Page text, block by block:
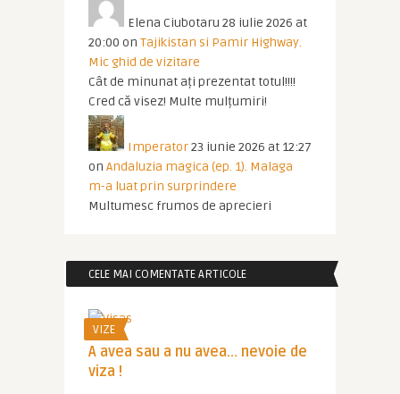
Elena Ciubotaru 28 iulie 2026 at
20:00 on Tajikistan si Pamir Highway.
Mic ghid de vizitare
Cât de minunat ați prezentat totul!!!!
Cred că visez! Multe mulțumiri!
Imperator23 iunie 2026 at 12:27
on Andaluzia magica (ep. 1). Malaga
m-a luat prin surprindere
Multumesc frumos de aprecieri
CELE MAI COMENTATE ARTICOLE
VIZE
A avea sau a nu avea… nevoie de
viza !